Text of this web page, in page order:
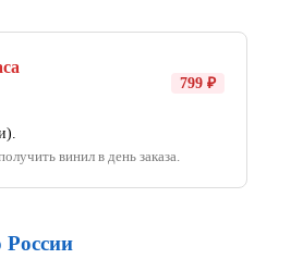
799 ₽
винил в день заказа.